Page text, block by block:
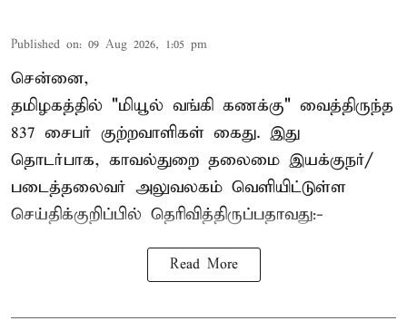
Published on: 09 Aug 2026, 1:05 pm
சென்னை,
தமிழகத்தில் "மியூல் வங்கி கணக்கு" வைத்திருந்த
837 சைபர் குற்றவாளிகள் கைது. இது
தொடர்பாக, காவல்துறை தலைமை இயக்குநர்/
படைத்தலைவர் அலுவலகம் வெளியிட்டுள்ள
செய்திக்குறிப்பில் தெரிவித்திருப்பதாவது:-
Read More